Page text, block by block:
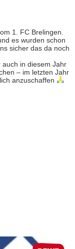
1. FC Brelingen.
es wurden schon
sicher das da noch
in diesem Jahr
– im letzten Jahr
anzuschaffen